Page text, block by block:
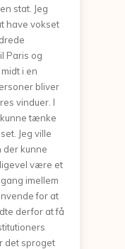
stat. Jeg
have vokset
Paris og
i en
bliver
vinduer. I
tænke
Jeg ville
der kunne
være et
imellem
for at
derfor at få
det sproget